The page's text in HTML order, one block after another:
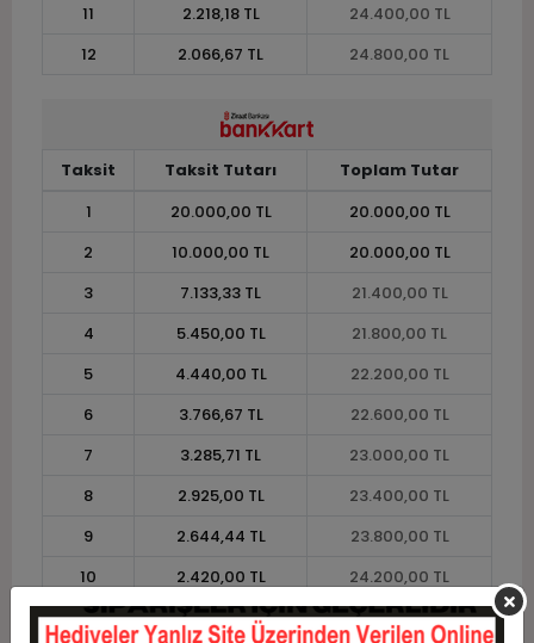
11
2.218,18 TL
24.400,00 TL
12
2.066,67 TL 24.800,00 TL
Taksit Taksit Tutarı
Toplam Tutar
1
20.000,00 TL
20.000,00 TL
2
10.000,00 TL
20.000,00 TL
3
7.133,33 TL
21.400,00 TL
4
5.450,00 TL
21.800,00 TL
5
4.440,00 TL
22.200,00 TL
6
3.766,67 TL
22.600,00 TL
7
3.285,71 TL
23.000,00 TL
8
2.925,00 TL
23.400,00 TL
9
2.644,44 TL
23.800,00 TL
10
2.420,00 TL
24.200,00 TL
11
2.218,18 TL
24.400,00 TL